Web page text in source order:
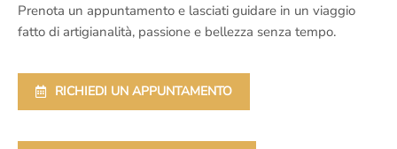
Prenota un appuntamento e lasciati guidare in un viaggio
fatto di artigianalità, passione e bellezza senza tempo.
RICHIEDI UN APPUNTAMENTO